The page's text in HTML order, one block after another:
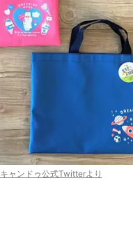
キャンドゥ公式Twitterより